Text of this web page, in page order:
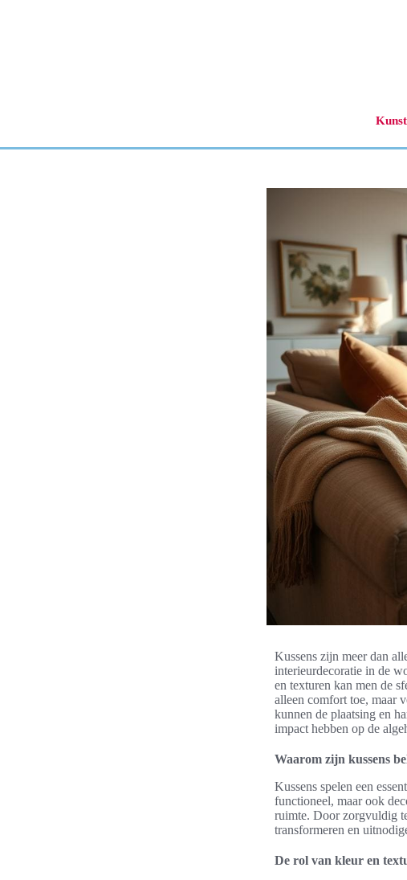
Kussens zijn meer dan
interieurdecoratie in de
en texturen kan men de
alleen comfort toe, maar
kunnen de plaatsing en
impact hebben op de
Waarom zijn kussens
Kussens spelen een
functioneel, maar ook
ruimte. Door zorgvuldig
transformeren en
De rol van kleur en